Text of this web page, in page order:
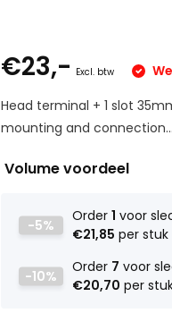
€23,- Excl. btw
Head terminal + 1 slot
mounting and connection...
Volume voordeel
-5%
Order1 voor
€21,85 per stuk
-10%
Order 7 voor
€20,70 per